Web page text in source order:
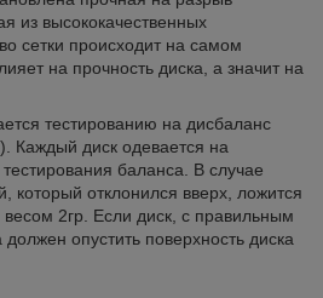
из высококачественных
сетки происходит на самом
на прочность диска, а значит на
тестированию на дисбаланс
Каждый диск одевается на
баланса. В случае
который отклонился вверх, ложится
2гр. Если диск, с правильным
опустить поверхность диска